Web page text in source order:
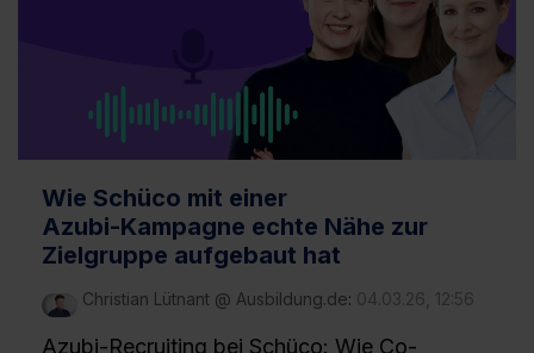
Wie Schüco mit einer
Azubi‑Kampagne echte Nähe zur
Zielgruppe aufgebaut hat
Christian Lütnant @ Ausbildung.de: 04.03.26, 12:56
Azubi-Recruiting bei Schüco: Wie Co-